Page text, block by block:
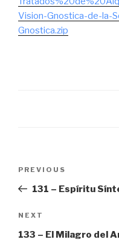
Vision-Gnostica-de-la-
Gnostica.zip
Previous
Post
PREVIOUS
131 – Espíritu
Next
Post
NEXT
133 – El Milagro del